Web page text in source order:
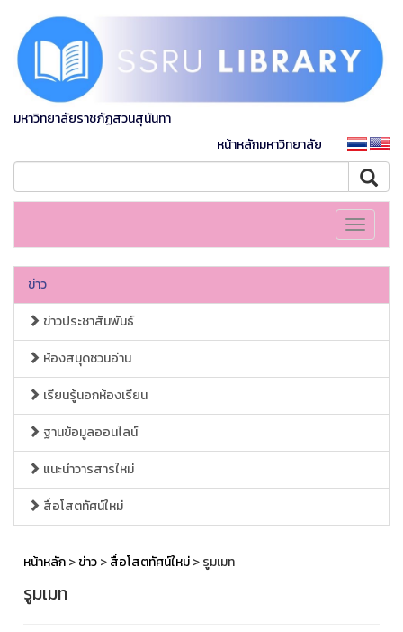
มหาวิทยาลัยราชภัฏสวนสุนันทา
หน้าหลักมหาวิทยาลัย
Toggle
ข่าว
ข่าวประชาสัมพันธ์
ห้องสมุดชวนอ่าน
เรียนรู้นอกห้องเรียน
ฐานข้อมูลออนไลน์
แนะนำวารสารใหม่
สื่อโสตทัศน์ใหม่
หน้าหลัก>ข่าว>สื่อโสตทัศน์ใหม่> รูมเมท
รูมเมท